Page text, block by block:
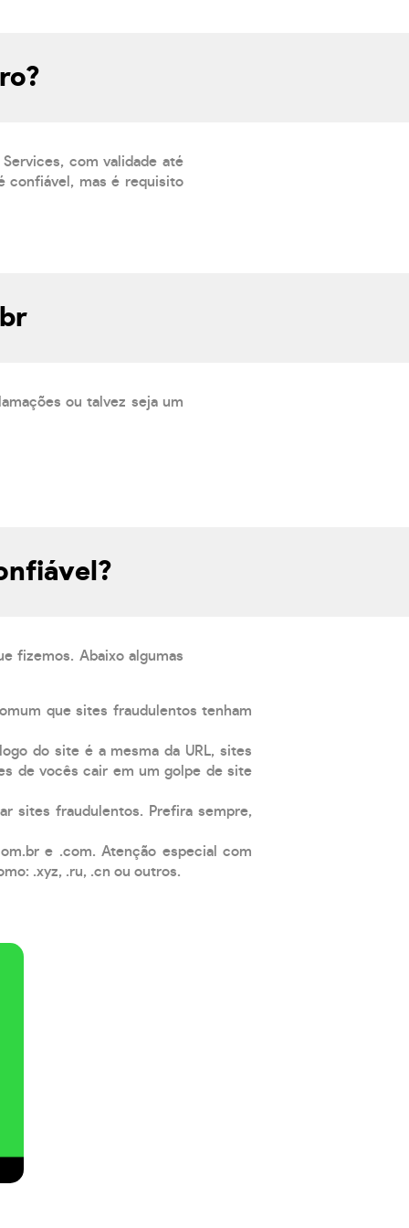
com validade até
confiável, mas é requisito
ou talvez seja um
fizemos. Abaixo algumas
que sites fraudulentos tenham
do site é a mesma da URL, sites
de vocês cair em um golpe de site
sites fraudulentos. Prefira sempre,
e .com. Atenção especial com
.xyz, .ru, .cn ou outros.